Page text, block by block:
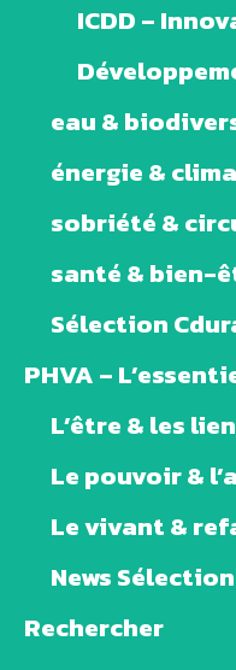
ICDD –
eau &
énergie &
sobriété &
santé & bien-
Sélection
PHVA –
L’être & les
Le pouvoir &
Le vivant &
News
Rechercher